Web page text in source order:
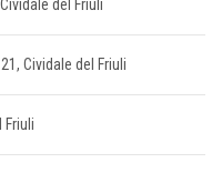
del Friuli
Cividale del Friuli
Friuli